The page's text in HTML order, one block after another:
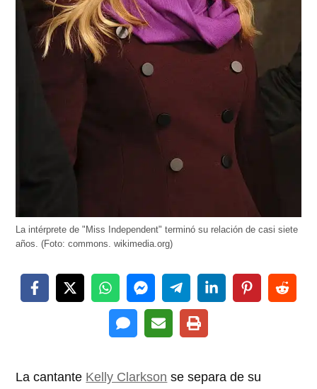
La intérprete de "Miss Independent" terminó su relación de casi siete
años. (Foto: commons. wikimedia.org)
La cantante Kelly Clarkson se separa de su